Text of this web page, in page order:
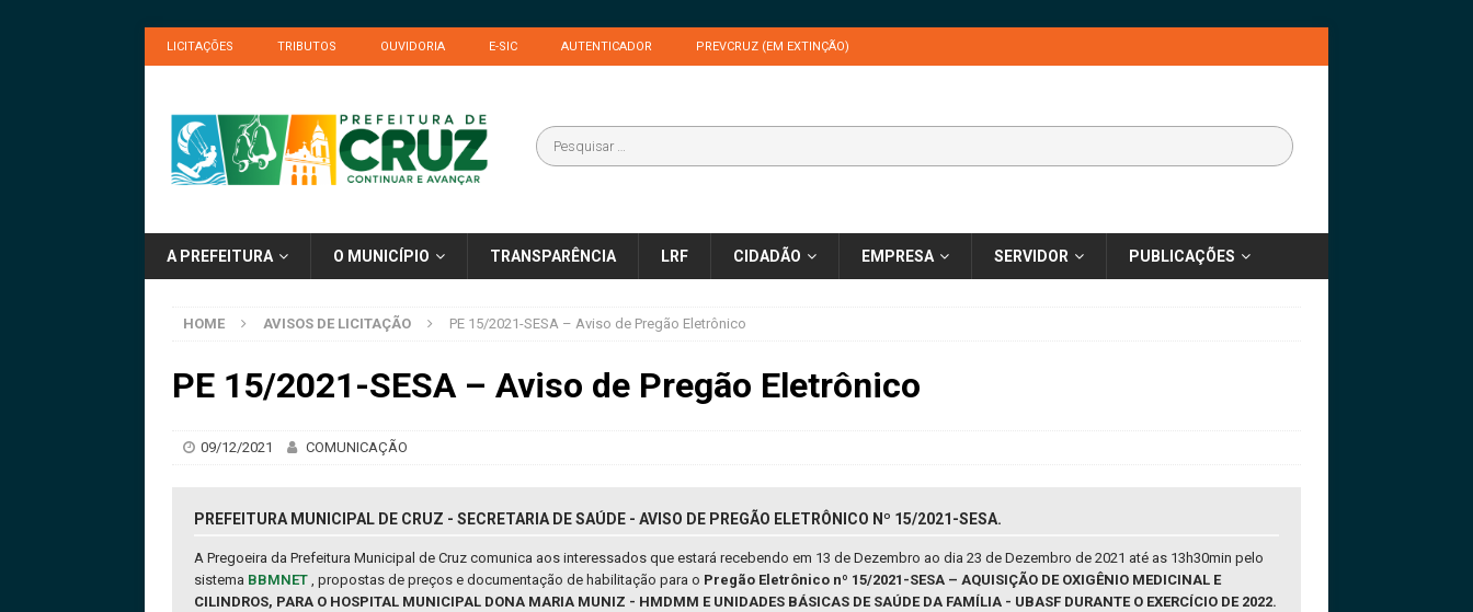
LICITAÇÕES TRIBUTOS OUVIDORIA E-SIC AUTENTICADOR PREVCRUZ (EM EXTINÇÃO)
A PREFEITURA O MUNICÍPIO TRANSPARÊNCIA LRF CIDADÃO EMPRESA SERVIDOR PUBLICAÇÕES
HOME AVISOS DE LICITAÇÃO PE 15/2021-SESA – Aviso de Pregão Eletrônico
PE 15/2021-SESA – Aviso de Pregão Eletrônico
09/12/2021 COMUNICAÇÃO
PREFEITURA MUNICIPAL DE CRUZ - SECRETARIA DE SAÚDE - AVISO DE PREGÃO ELETRÔNICO Nº 15/2021-SESA.
A Pregoeira da Prefeitura Municipal de Cruz comunica aos interessados que estará recebendo em 13 de Dezembro ao dia 23 de Dezembro de 2021 até as 13h30min pelo
sistema BBMNET , propostas de preços e documentação de habilitação para o Pregão Eletrônico nº 15/2021-SESA – AQUISIÇÃO DE OXIGÊNIO MEDICINAL E
CILINDROS, PARA O HOSPITAL MUNICIPAL DONA MARIA MUNIZ - HMDMM E UNIDADES BÁSICAS DE SAÚDE DA FAMÍLIA - UBASF DURANTE O EXERCÍCIO DE 2022.